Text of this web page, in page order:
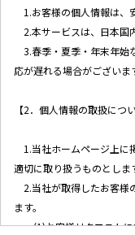
1.お客様の個人情報は、
2.本サービスは、日本国
3.春季・夏季・年末年始
応が遅れる場合がございま
【2．個人情報の取扱につい
1.当社ホームページ上に
適切に取り扱うものとしま
2.当社が取得したお客様
ます。
(1)お客様リクエストに対